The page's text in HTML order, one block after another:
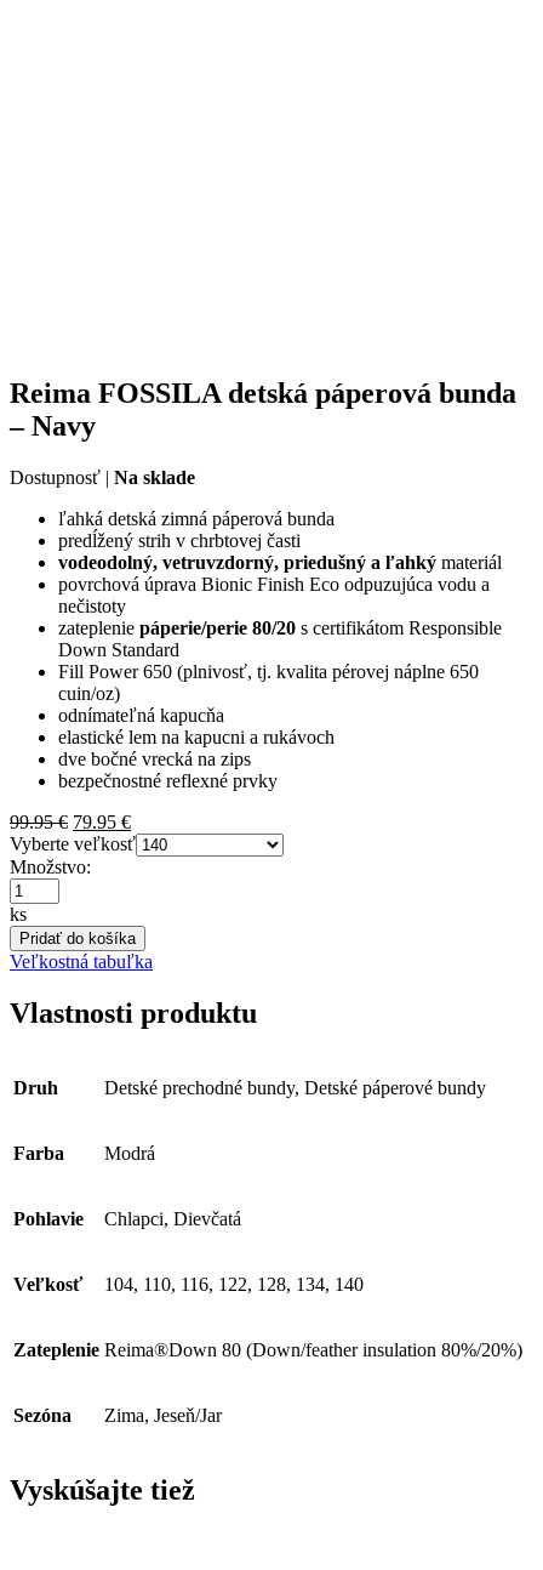
Reima FOSSILA detská páperová bunda
– Navy
Dostupnosť | Na sklade
ľahká detská zimná páperová bunda
predĺžený strih v chrbtovej časti
vodeodolný, vetruvzdorný, priedušný a ľahký materiál
povrchová úprava Bionic Finish Eco odpuzujúca vodu a
nečistoty
zateplenie páperie/perie 80/20 s certifikátom Responsible
Down Standard
Fill Power 650 (plnivosť, tj. kvalita pérovej náplne 650
cuin/oz)
odnímateľná kapucňa
elastické lem na kapucni a rukávoch
dve bočné vrecká na zips
bezpečnostné reflexné prvky
99.95€ Pôvodná
cena
bola:
79.95 €Aktuálna
cena
Vyberte veľkosť
Množstvo:
ks
Pridať do košíka
Veľkostná tabuľka
Vlastnosti produktu
Druh Detské prechodné bundy, Detské páperové bundy
Farba Modrá
Pohlavie Chlapci, Dievčatá
Veľkosť 104, 110, 116, 122, 128, 134, 140
Zateplenie Reima®Down 80 (Down/feather insulation 80%/20%)
Sezóna Zima, Jeseň/Jar
Vyskúšajte tiež